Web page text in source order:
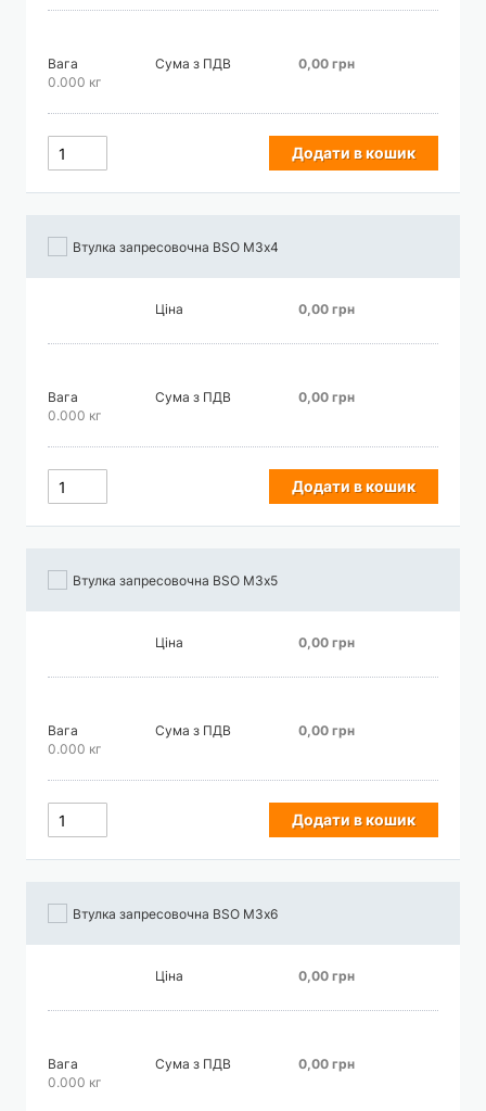
Вага
0.000 кг
Сума з ПДВ 0,00 грн
Додати в кошик
Втулка запресовочна BSO М3х4
Ціна 0,00 грн
Вага
0.000 кг
Сума з ПДВ 0,00 грн
Додати в кошик
Втулка запресовочна BSO М3х5
Ціна 0,00 грн
Вага
0.000 кг
Сума з ПДВ 0,00 грн
Додати в кошик
Втулка запресовочна BSO М3х6
Ціна 0,00 грн
Вага
0.000 кг
Сума з ПДВ 0,00 грн